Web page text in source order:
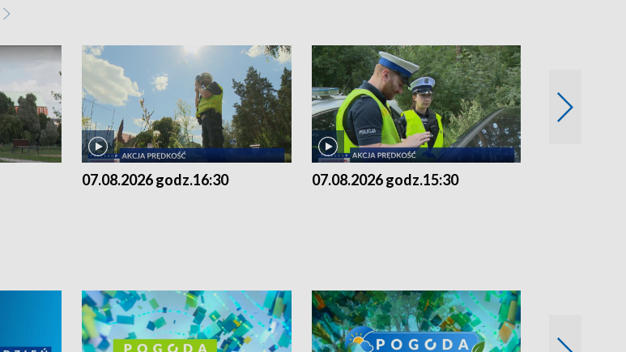
07.08.2026 godz.16:30 07.08.2026 godz.15:30